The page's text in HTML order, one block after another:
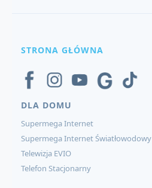
STRONA GŁÓWNA
DLA DOMU
Supermega Internet
Supermega Internet Światłowodowy
Telewizja EVIO
Telefon Stacjonarny